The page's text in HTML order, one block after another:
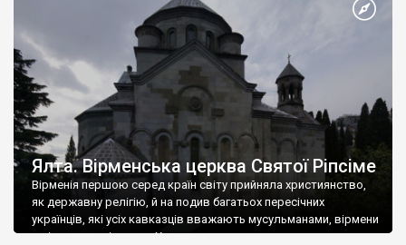
А потім було Хрещення Русі. На честь Херсонесу Таврійського
Ялта. Вірменська церква Святої Ріпсіме
Вірменія першою серед країн світу прийняла християнство,
як державну релігію, й на подив багатьох пересічних
українців, які усіх кавказців вважають мусульманами, вірмени
є відданими вірянами Христа